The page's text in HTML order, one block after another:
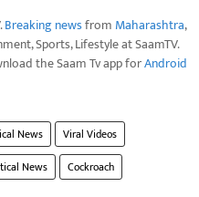
Breaking newsfrom Maharashtra,
Sports, Lifestyle at SaamTV.
the Saam Tv app forAndroid
News
Viral Videos
News Cockroach